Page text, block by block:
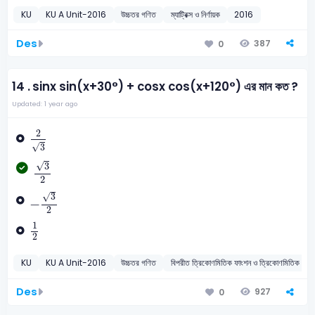
KU KU A Unit-2016 উচ্চতর গণিত ম্যাট্রিক্স ও নির্ণায়ক 2016
Des 0 387
14 .sinx sin(x+30°) + cosx cos(x+120°) এর মান কত ?
Updated: 1 year ago
2
√3
23
√3
2
32
− √3
2
32
1
2
12
KU KU A Unit-2016 উচ্চতর গণিত বিপরীত ত্রিকোণমিতিক ফাংশন ও
Des 0 927